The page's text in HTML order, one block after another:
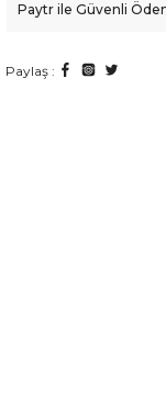
Paytr ile Güvenli
Paylaş :